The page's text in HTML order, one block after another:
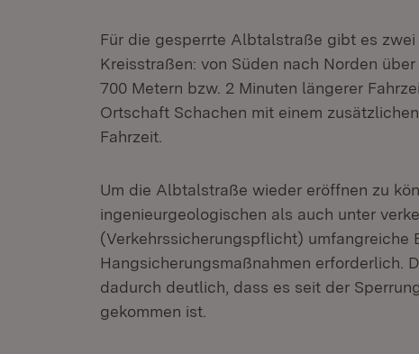
Für die gesperrte Albtalstraße gibt es
Kreisstraßen: von Süden nach Norden
700 Metern bzw. 2 Minuten längerer
Ortschaft Schachen mit einem
Fahrzeit.
Um die Albtalstraße wieder eröffnen zu
ingenieurgeologischen als auch unter
(Verkehrssicherungspflicht) umfangreiche
Hangsicherungsmaßnahmen erforderlich.
dadurch deutlich, dass es seit der
gekommen ist.